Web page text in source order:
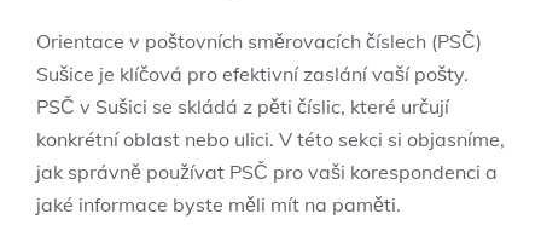
Orientace v poštovních směrovacích číslech (PSČ)
Sušice je klíčová pro efektivní zaslání vaší pošty.
PSČ v Sušici se skládá z pěti číslic, které určují
konkrétní oblast nebo ulici. V této sekci si objasníme,
jak správně používat PSČ pro vaši korespondenci a
jaké informace byste měli mít na paměti.